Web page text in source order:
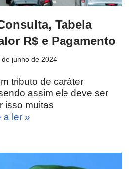
Tabela
R$ e Pagamento
de junho de 2024
tributo de caráter
assim ele deve ser
isso muitas
a ler »